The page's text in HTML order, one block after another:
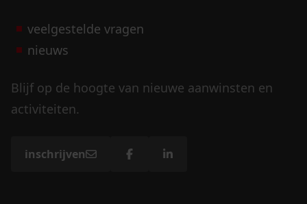
veelgestelde vragen
nieuws
Blijf op de hoogte van nieuwe aanwinsten en
activiteiten.
inschrijven